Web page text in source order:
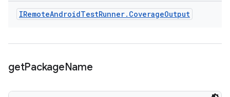
IRemoteAndroidTestRunner. CoverageOutput
getPackageName